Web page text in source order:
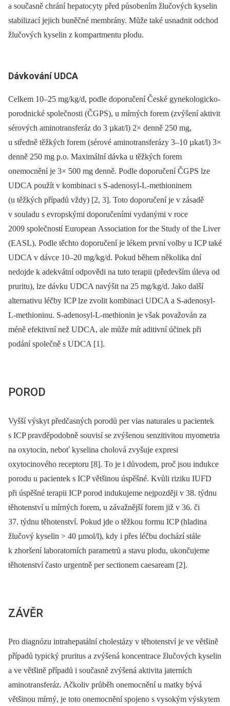
a současně chrání hepatocyty před působením žlučových kyselin
stabilizací jejich buněčné membrány. Může také usnadnit odchod
žlučových kyselin z kompartmentu plodu.
Dávkování UDCA
Celkem 10–25 mg/kg/d, podle doporučení České gynekologicko-
porodnické společnosti (ČGPS), u mírných forem (zvýšení aktivit
sérových aminotransferáz do 3 µkat/l) 2× denně 250 mg,
u středně těžkých forem (sérové aminotransferázy 3–10 µkat/l) 3×
denně 250 mg p.o. Maximální dávka u těžkých forem
onemocnění je 3× 500 mg denně. Podle doporučení ČGPS lze
UDCA použít v kombinaci s S-adenosyl-L-methioninem
(u těžkých případů vždy) [2, 3]. Toto doporučení je v zásadě
v souladu s evropskými doporučeními vydanými v roce
2009 společností European Association for the Study of the Liver
(EASL). Podle těchto doporučení je lékem první volby u ICP také
UDCA v dávce 10–20 mg/kg/d. Pokud během několika dní
nedojde k adekvátní odpovědi na tuto terapii (především úleva od
pruritu), lze dávku UDCA navýšit na 25 mg/kg/d. Jako další
alternativu léčby ICP lze zvolit kombinaci UDCA a S-adenosyl-
L-methioninu. S-adenosyl-L-methionin je však považován za
méně efektivní než UDCA, ale může mít aditivní účinek při
podání společně s UDCA [1].
POROD
Vyšší výskyt předčasných porodů per vias naturales u pacientek
s ICP pravděpodobně souvisí se zvýšenou senzitivitou myometria
na oxytocin, neboť kyselina cholová zvyšuje expresi
oxytocinového receptoru [8]. To je i důvodem, proč jsou indukce
porodu u pacientek s ICP většinou úspěšné. Kvůli riziku IUFD
při úspěšné terapii ICP porod indukujeme nejpozději v 38. týdnu
těhotenství u mírných forem, u závažnější forem již v 36. či
37. týdnu těhotenství. Pokud jde o těžkou formu ICP (hladina
žlučový kyselin > 40 µmol/l), kdy i přes léčbu dochází stále
k zhoršení laboratorních parametrů a stavu plodu, ukončujeme
těhotenství často urgentně per sectionem caesaream [2].
ZÁVĚR
Pro diagnózu intrahepatální cholestázy v těhotenství je ve většině
případů typický pruritus a zvýšená koncentrace žlučových kyselin
a ve většině případů i současně zvýšená aktivita jaterních
aminotransferáz. Ačkoliv průběh onemocnění u matky bývá
většinou mírný, je toto onemocnění spojeno s vysokým výskytem